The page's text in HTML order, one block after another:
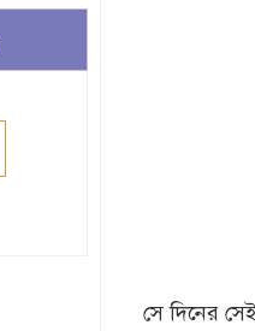
সে দিনের